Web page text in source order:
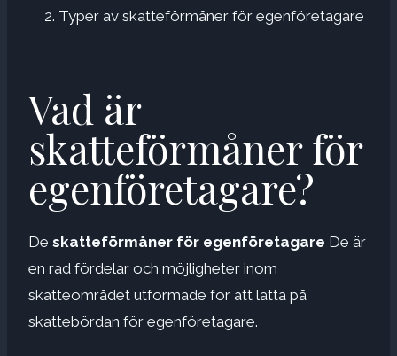
Typer av skatteförmåner för egenföretagare
Vad är
skatteförmåner för
egenföretagare?
De skatteförmåner för egenföretagare De är
en rad fördelar och möjligheter inom
skatteområdet utformade för att lätta på
skattebördan för egenföretagare.